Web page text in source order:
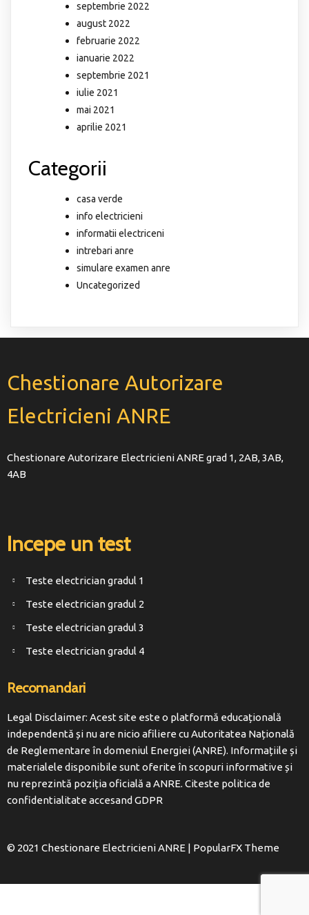
septembrie 2022
august 2022
februarie 2022
ianuarie 2022
septembrie 2021
iulie 2021
mai 2021
aprilie 2021
Categorii
casa verde
info electricieni
informatii electriceni
intrebari anre
simulare examen anre
Uncategorized
Chestionare Autorizare
Electricieni ANRE
Chestionare Autorizare Electricieni ANRE grad 1, 2AB, 3AB,
4AB
Incepe un test
Teste electrician gradul 1
Teste electrician gradul 2
Teste electrician gradul 3
Teste electrician gradul 4
Recomandari
Legal Disclaimer: Acest site este o platformă educațională
independentă și nu are nicio afiliere cu Autoritatea Națională
de Reglementare în domeniul Energiei (ANRE). Informațiile și
materialele disponibile sunt oferite în scopuri informative și
nu reprezintă poziția oficială a ANRE. Citeste politica de
confidentialitate accesand GDPR
© 2021 Chestionare Electricieni ANRE | PopularFX Theme